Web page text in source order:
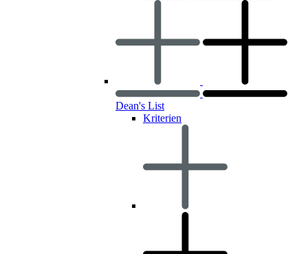
Dean's List
Kriterien